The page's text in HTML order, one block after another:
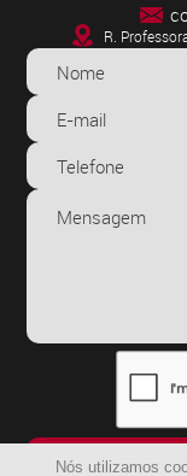
Nós utilizamos
R.